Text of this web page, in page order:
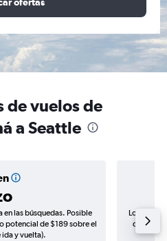
de vuelos de
a Seattle
las búsquedas. Posible
potencial de $189 sobre el
y vuelta).
Los
de